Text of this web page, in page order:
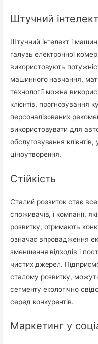
Штучний
Штучний інтелект і
галузь електронної
використовують
машинного навчання,
технології можна
клієнтів, прогнозування
персоналізованих
використовувати для
обслуговування
ціноутворення.
Стійкість
Сталий розвиток стає
споживачів, і компанії,
розвитку, отримають
означає впровадження
зменшення відходів і
чистих джерел.
сталому розвитку,
сегменту екологічно
серед конкурентів.
Маркетинг у